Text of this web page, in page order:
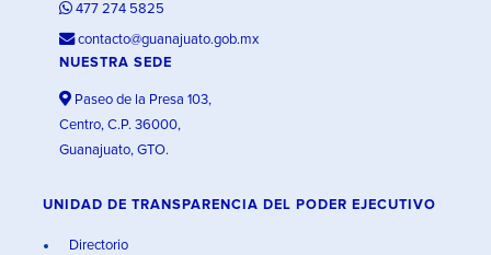
477 274 5825
contacto@guanajuato.gob.mx
NUESTRA SEDE
Paseo de la Presa 103,
Centro, C.P. 36000,
Guanajuato, GTO.
UNIDAD DE TRANSPARENCIA DEL PODER EJECUTIVO
Directorio